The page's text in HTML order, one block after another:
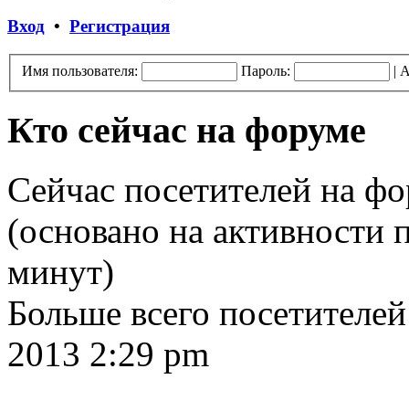
Вход • Регистрация
Имя пользователя: Пароль: |
Кто сейчас на форуме
Сейчас посетителей на
(основано на активности
минут)
Больше всего
2013 2:29 pm